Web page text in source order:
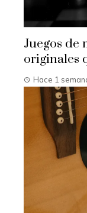
Juegos de
originales
Hace 1